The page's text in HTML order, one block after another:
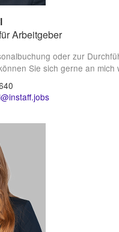
Arbeitgeber
oder zur
Sie sich gerne an mich